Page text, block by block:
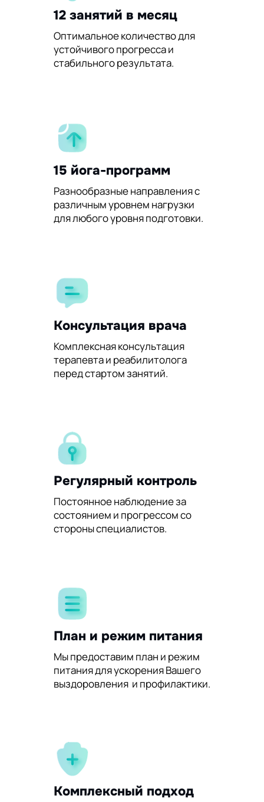
12 занятий в месяц
Оптимальное количество для
устойчивого прогресса и
стабильного результата.
15 йога-программ
Разнообразные направления с
различным уровнем нагрузки
для любого уровня подготовки.
Консультация врача
Комплексная консультация
терапевта и реабилитолога
перед стартом занятий.
Регулярный контроль
Постоянное наблюдение за
состоянием и прогрессом со
стороны специалистов.
План и режим питания
Мы предоставим план и режим
питания для ускорения Вашего
выздоровления и профилактики.
Комплексный подход